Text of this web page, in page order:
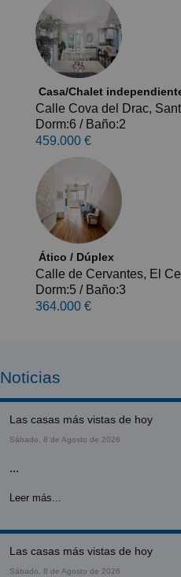
Casa/Chalet
Calle Cova del Drac,
Dorm:6 / Baño:2
459.000 €
Ático / Dúplex
Calle de Cervantes, El
Dorm:5 / Baño:3
364.000 €
Noticias
las casas más vistas de hoy
Sábado, 8 de Agosto de 2026
...
Leer más...
las casas más vistas de hoy
Sábado, 8 de Agosto de 2026